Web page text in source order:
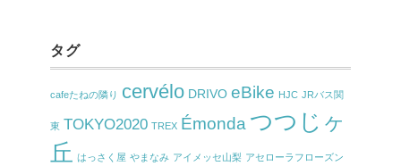
タグ
cafeたねの隣り cervélo DRIVO eBike HJC JRバス関
東 TOKYO2020 TREX Émonda つつじヶ
丘 はっさく屋 やまなみ アイメッセ山梨 アセローラフローズン